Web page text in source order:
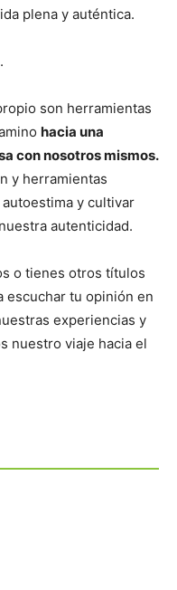
plena y auténtica.
son herramientas
hacia una
con nosotros mismos.
y herramientas
y cultivar
autenticidad.
o tienes otros títulos
escuchar tu opinión en
experiencias y
nuestro viaje hacia el